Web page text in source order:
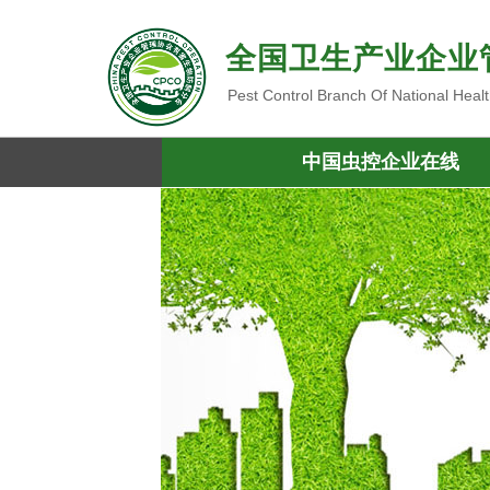
全国卫生产业企
Pest Control Branch Of National
中国虫控企业在线